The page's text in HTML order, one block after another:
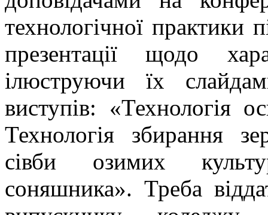
технологічної практики
презентації щодо
ілюструючи їх
виступів: «Технологія
Технологія збирання
сівби озимих
соняшника». Треба